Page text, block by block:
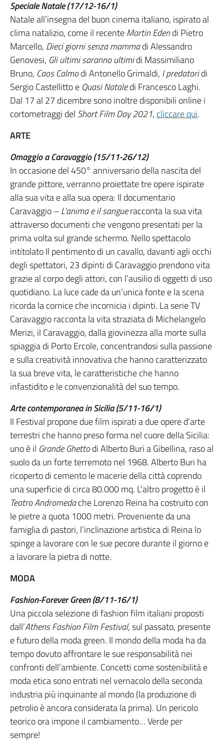
Speciale Natale (17/12-16/1)
Natale all’insegna del buon cinema italiano, ispirato al
clima natalizio, come il recenteMartin Edendi Pietro
Marcello, Dieci giorni senza mammadi Alessandro
Genovesi, Gli ultimi saranno ultimidi Massimiliano
Bruno, Caos Calmodi Antonello Grimaldi, I predatoridi
Sergio Castellitto e Quasi Nataledi Francesco Laghi.
Dal 17 al 27 dicembre sono inoltre disponibili online i
cortometraggi del Short Film Day 2021, cliccare qui.
ARTE
Omaggio a Caravaggio (15/11-26/12)
In occasione del 450° anniversario della nascita del
grande pittore, verranno proiettate tre opere ispirate
alla sua vita e alla sua opera: Il documentario
Caravaggio –L’anima e il sangueracconta la sua vita
attraverso documenti che vengono presentati per la
prima volta sul grande schermo. Nello spettacolo
intitolato Il pentimento di un cavallo, davanti agli occhi
degli spettatori, 23 dipinti di Caravaggio prendono vita
grazie al corpo degli attori, con l’ausilio di oggetti di uso
quotidiano. La luce cade da un’unica fonte e la scena
ricorda la cornice che incornicia i dipinti. La serie TV
Caravaggio racconta la vita straziata di Michelangelo
Merizi, il Caravaggio, dalla giovinezza alla morte sulla
spiaggia di Porto Ercole, concentrandosi sulla passione
e sulla creatività innovativa che hanno caratterizzato
la sua breve vita, le caratteristiche che hanno
infastidito e le convenzionalità del suo tempo.
Arte contemporanea in Sicilia (5/11-16/1)
Il Festival propone due film ispirati a due opere d’arte
terrestri che hanno preso forma nel cuore della Sicilia:
uno è il Grande Ghettodi Alberto Buri a Gibellina, raso al
suolo da un forte terremoto nel 1968. Alberto Buri ha
ricoperto di cemento le macerie della città coprendo
una superficie di circa 80.000 mq. L’altro progetto è il
Teatro Andromedache Lorenzo Reina ha costruito con
le pietre a quota 1000 metri. Proveniente da una
famiglia di pastori, l’inclinazione artistica di Reina lo
spinge a lavorare con le sue pecore durante il giorno e
a lavorare la pietra di notte.
MODA
Fashion-Forever Green (8/11-16/1)
Una piccola selezione di fashion film italiani proposti
dall’Athens Fashion Film Festival, sul passato, presente
e futuro della moda green. Il mondo della moda ha da
tempo dovuto affrontare le sue responsabilità nei
confronti dell’ambiente. Concetti come sostenibilità e
moda etica sono entrati nel vernacolo della seconda
industria più inquinante al mondo (la produzione di
petrolio è ancora considerata la prima). Un pericolo
teorico ora impone il cambiamento… Verde per
sempre!